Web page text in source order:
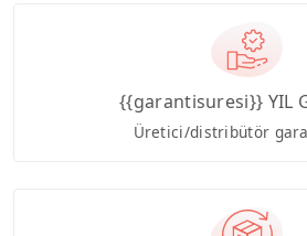
{{garantisuresi}} YIL
Üretici/distribütör